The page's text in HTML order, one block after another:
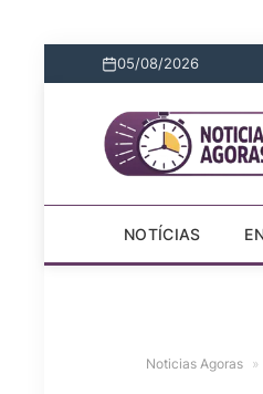
05/08/2026
NOTÍCIAS
Noticias Agoras »